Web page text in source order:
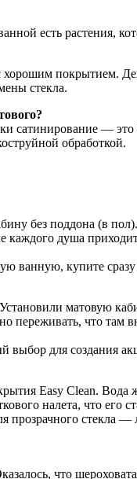
есть растения,
покрытием.
стекла.
— это
обработкой.
без поддона (в пол).
каждого душа
ванную, купите
матовую
что там
для создания
Easy Clean. Вода
налета, что его
прозрачного стекла
что